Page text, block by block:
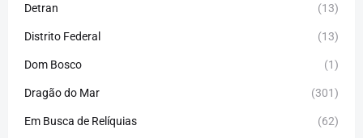
Detran (13)
Distrito Federal (13)
Dom Bosco (1)
Dragão do Mar (301)
Em Busca de Relíquias (62)